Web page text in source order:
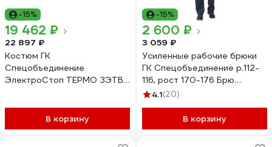
-15%
19 462 ₽
22 897 ₽
Костюм ГК
Спецобъединение
ЭлектроСтоп ТЕРМО ЗЭТВ
Л-2/120/182В корзину
-15%
2 600 ₽
3 059 ₽
Усиленные рабочие брюки
ГК Спецобъединение р.112-
116, рост 170-176 Брю
010/112/170
4.1(20)
В корзину